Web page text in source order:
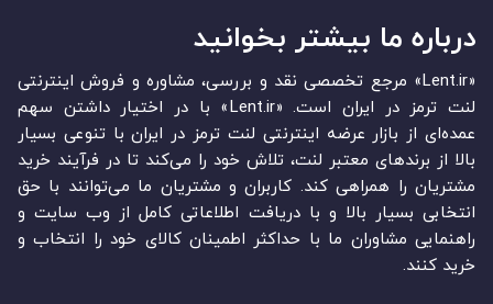
درباره ما بیشتر بخوانید
«Lent.ir» مرجع تخصصی نقد و بررسی، مشاوره و فروش اینترنتی
لنت ترمز در ایران است. «Lent.ir» با در اختیار داشتن سهم
عمده‏‌ای از بازار عرضه اینترنتی لنت ترمز در ایران با تنوعی بسیار
بالا از برندهای معتبر لنت، تلاش خود را می‌‏‏کند تا در فرآیند خرید
مشتریان را همراهی کند. کاربران و مشتریان ما می‏‏‌توانند با حق
انتخابی بسیار بالا و با دریافت اطلاعاتی کامل از وب سایت و
راهنمایی مشاوران ما با حداکثر اطمینان کالای خود را انتخاب و
خرید کنند.